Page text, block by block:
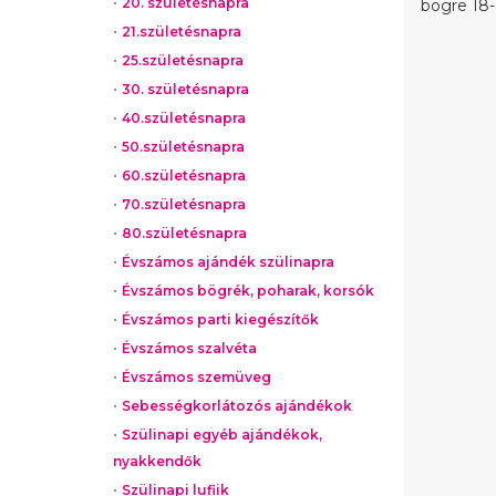
21.születésnapra
25.születésnapra
30. születésnapra
40.születésnapra
50.születésnapra
60.születésnapra
70.születésnapra
80.születésnapra
Évszámos ajándék szülinapra
Évszámos bögrék, poharak, korsók
Évszámos parti kiegészítők
Évszámos szalvéta
Évszámos szemüveg
Sebességkorlátozós ajándékok
Szülinapi egyéb ajándékok,
nyakkendők
Szülinapi lufiik
bögre